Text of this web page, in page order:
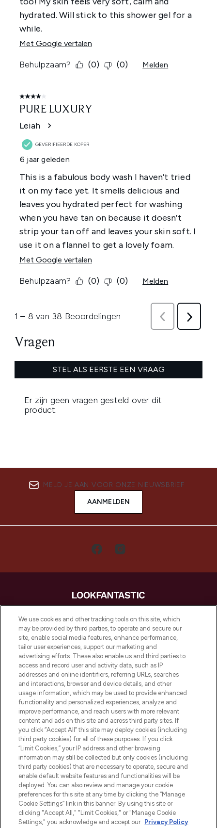
MELD JE AAN VOOR ONZE NIEUWSBRIEF
AANMELDEN
LOOKFANTASTIC is de ultieme online
beautybestemming van Europa, met de
beste huidverzorging, haarproducten en
make-up van meer dan 200 topmerken.
Shop online of via de app, met gratis
verzending vanaf €40.
Cookie-toestemming
Do Not Sell or Share My Personal
Information
HELP & INFORMATIE
BEDRIJFSINFORMATIE
OVER LOOKFANTASTIC
We use cookies and other tracking tools on this site, which
may be provided by third parties, to operate and secure our
site, enable social media features, enhance performance,
tailor user experiences, support our marketing and
advertising efforts. These also enable us and third parties to
access and record user and activity data, such as IP
addresses and online identifiers, referring URLs, searches
and interactions, browser and device details, and other
usage information, which may be used to provide enhanced
functionality and personalized experiences, analyze and
improve performance, and reach users with more relevant
content and ads on this site and across third party sites. If
you click “Accept All” this site may deploy cookies (including
third party cookies) for all of these purposes. If you click
“Limit Cookies,” your IP address and other browsing
information may still be collected but only cookies (including
third party cookies) that are necessary to operate, secure and
enable default website features and functionalities will be
deployed. You can also review and manage your cookie
preferences for this site at any time by clicking the “Manage
Cookie Settings” link in this banner. By using this site or
clicking "Accept All," "Limit Cookies," or "Manage Cookie
Settings," you acknowledge and accept our Privacy Policy